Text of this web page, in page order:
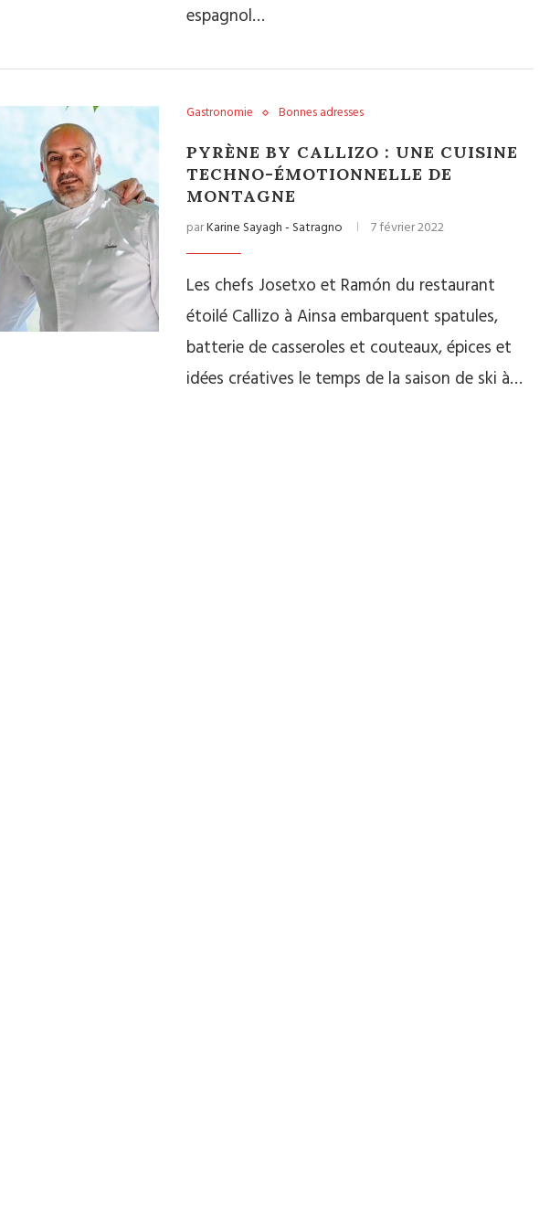
espagnol…
Gastronomie Bonnes adresses
PYRÈNE BY CALLIZO : UNE CUISINE
TECHNO-ÉMOTIONNELLE DE
MONTAGNE
parKarine Sayagh - Satragno 7 février 2022
Les chefs Josetxo et Ramón du restaurant
étoilé Callizo à Ainsa embarquent spatules,
batterie de casseroles et couteaux, épices et
idées créatives le temps de la saison de ski à…